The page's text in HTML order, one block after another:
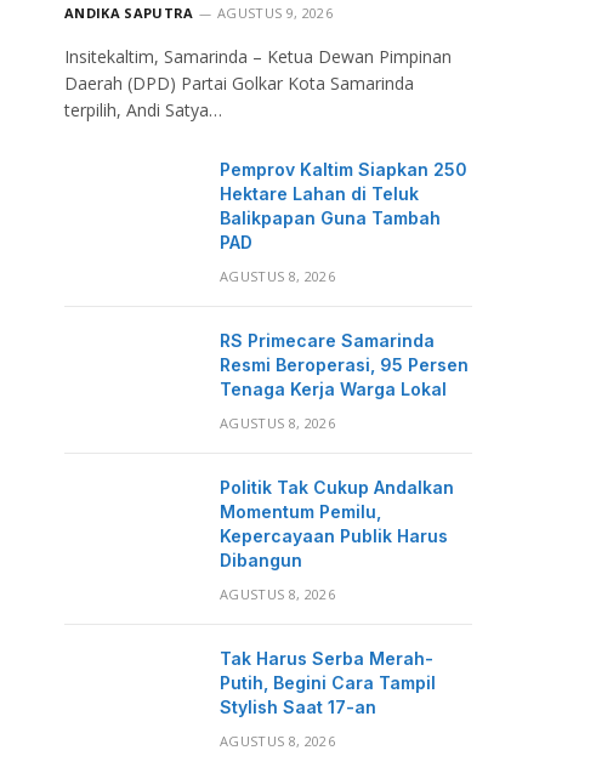
ANDIKA SAPUTRA AGUSTUS 9, 2026
Insitekaltim, Samarinda – Ketua Dewan Pimpinan
Daerah (DPD) Partai Golkar Kota Samarinda
terpilih, Andi Satya…
Pemprov Kaltim Siapkan 250
Hektare Lahan di Teluk
Balikpapan Guna Tambah
PAD
AGUSTUS 8, 2026
RS Primecare Samarinda
Resmi Beroperasi, 95 Persen
Tenaga Kerja Warga Lokal
AGUSTUS 8, 2026
Politik Tak Cukup Andalkan
Momentum Pemilu,
Kepercayaan Publik Harus
Dibangun
AGUSTUS 8, 2026
Tak Harus Serba Merah-
Putih, Begini Cara Tampil
Stylish Saat 17-an
AGUSTUS 8, 2026